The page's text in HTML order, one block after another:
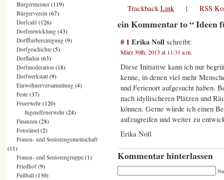
TrackbackLink | RSS
ein Kommentar to “ Ideen
# 1Erika Noll schreibt:
März 30th, 2013 at 11:31 a.m.
Diese Initiative kann ich nur
kenne, in denen viel mehr
und Ferienort aufgesucht haben.
nach idyllischeren Plätzen und
können. Gerne würde ich einen
aufzugreifen und weiter zu
Erika Noll
Kommentar hinterlassen
Bürgermeister (119)
Bürgerverein (67)
Dorfcafé (126)
Dorfentwicklung (43)
Dorfflurbereinigung (9)
Dorfgeschichte (5)
Dorfladen (63)
Dorfmoderation (18)
Dorfwerkstatt (9)
Einwohnerversammlung (4)
Feste (37)
Feuerwehr (120)
Jugendfeuerwehr (24)
Finanzen (28)
Fotorätsel (2)
Frauen- und Seniorengemeinschaft
(11)
Frauen- und Seniorengruppe (1)
Friedhof(9)
Fußball (130)